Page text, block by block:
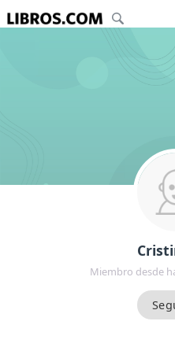
Miembro desde